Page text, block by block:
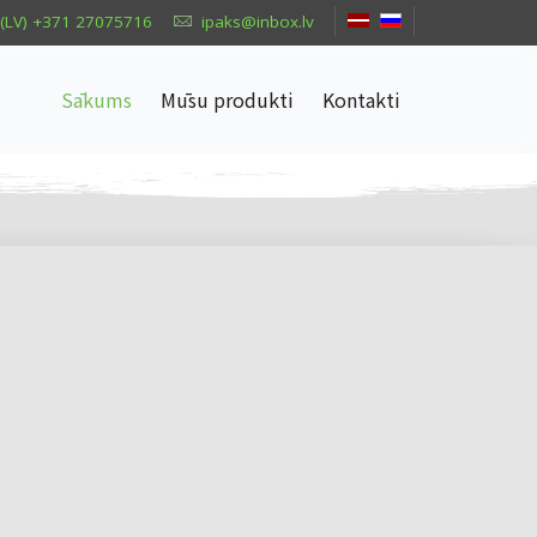
(LV) +371 27075716 ipaks@inbox.lv
Sākums Mūsu produkti Kontakti